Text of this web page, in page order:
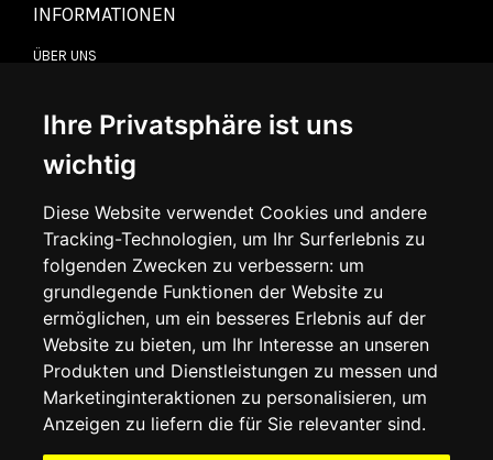
Ihre Privatsphäre ist uns
wichtig
Diese Website verwendet Cookies und andere
Tracking-Technologien, um Ihr Surferlebnis zu
folgenden Zwecken zu verbessern: um
grundlegende Funktionen der Website zu
ermöglichen, um ein besseres Erlebnis auf der
Website zu bieten, um Ihr Interesse an unseren
Produkten und Dienstleistungen zu messen und
Marketinginteraktionen zu personalisieren, um
Anzeigen zu liefern die für Sie relevanter sind.
INFORMATIONEN
ÜBER UNS
LIEFERINFORMATIONEN
WIDERRUFSRECHT
DATENSCHUTZERKLÄRUNG
COOKIE-RICHTLINIE
MEIN KONTO
MEIN KONTO
BESTELLVERLAUF
ADRESSBUCH
WUNSCHLISTE
SOCIAL